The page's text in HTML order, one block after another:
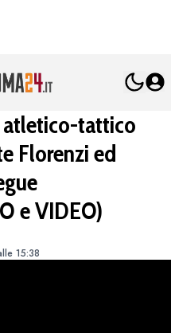
atletico-tattico
Florenzi ed
e VIDEO)
15:38